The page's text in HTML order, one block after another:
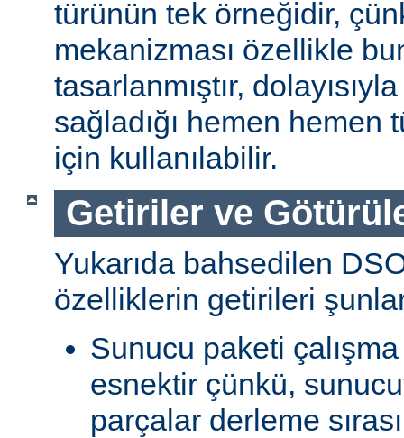
türünün tek örneğidir,
mekanizması özellikle
tasarlanmıştır,
sağladığı hemen hemen
için kullanılabilir.
Getiriler ve
Yukarıda bahsedilen
özelliklerin getirileri
Sunucu paketi
esnektir çünkü,
parçalar derleme